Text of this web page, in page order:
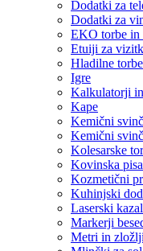
Dodatki za
Dodatki za
EKO torbe in
Etuiji za
Hladilne torbe
Igre
Kalkulatorji
Kape
Kemični
Kemični
Kolesarske
Kovinska
Kozmetični
Kuhinjski
Laserski
Markerji
Metri in